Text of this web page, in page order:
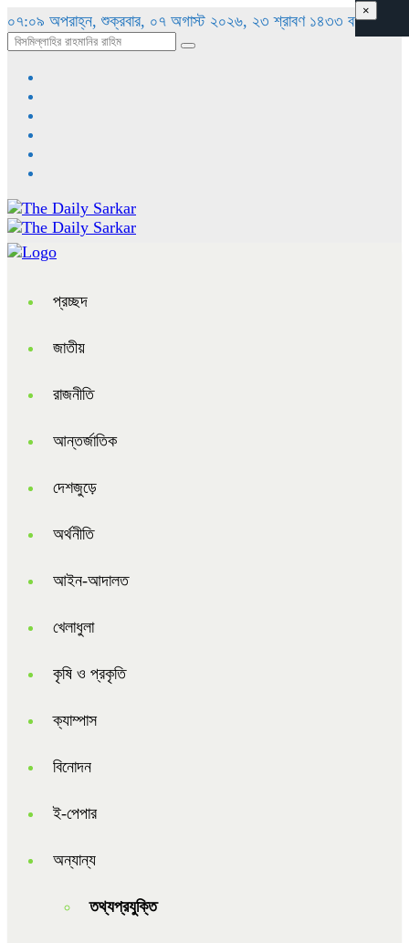
০৭:০৯ অপরাহ্ন, শুক্রবার, ০৭ অগাস্ট ২০২৬, ২৩ শ্রাবণ ১৪৩৩ বঙ্গাব্দ
প্রচ্ছদ
জাতীয়
রাজনীতি
আন্তর্জাতিক
দেশজুড়ে
অর্থনীতি
আইন-আদালত
খেলাধুলা
কৃষি ও প্রকৃতি
ক্যাম্পাস
বিনোদন
ই-পেপার
অন্যান্য
তথ্যপ্রযুক্তি
×